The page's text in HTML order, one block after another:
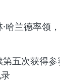
·哈兰德率领
第五次获得